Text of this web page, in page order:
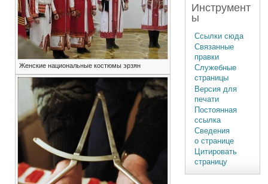
Женские национальные костюмы эрзян
Инструмент
ы
Ссылки сюда
Связанные
правки
Служебные
страницы
Версия для
печати
Постоянная
ссылка
Сведения
о странице
Цитировать
страницу